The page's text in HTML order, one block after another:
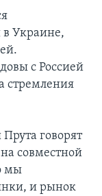
в Украине,
с Россией
стремления
говорят
совместной
мы
и рынок